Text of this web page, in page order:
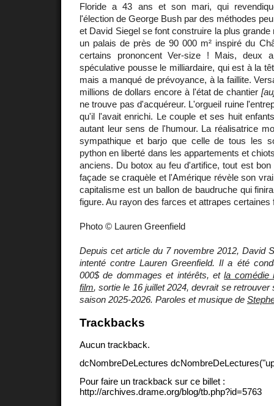
Floride a 43 ans et son mari, qui
l'élection de George Bush par des méthodes
et David Siegel se font construire la plus
un palais de près de 90 000 m² inspiré du
certains prononcent Ver-size ! Mais, deux
spéculative pousse le milliardaire, qui est à la
mais a manqué de prévoyance, à la faillite.
millions de dollars encore à l'état de chantier
ne trouve pas d'acquéreur. L'orgueil ruine
qu'il l'avait enrichi. Le couple et ses huit
autant leur sens de l'humour. La réalisatrice
sympathique et barjo que celle de tous les
python en liberté dans les appartements et
anciens. Du botox au feu d'artifice, tout est
façade se craquèle et l'Amérique révèle son
capitalisme est un ballon de baudruche qui
figure. Au rayon des farces et attrapes certaines
Photo © Lauren Greenfield
Depuis cet article du 7 novembre 2012, David
intenté contre Lauren Greenfield. Il a été
000$ de dommages et intérêts, etla comédie
film, sortie le 16 juillet 2024, devrait se
saison 2025-2026. Paroles et musique de
Trackbacks
Aucun trackback.
dcNombreDeLectures
Pour faire un trackback sur ce billet :
http://archives.drame.org/blog/tb.php?id=5763